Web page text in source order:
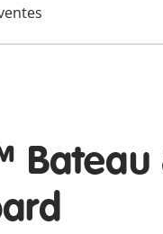
Bateau